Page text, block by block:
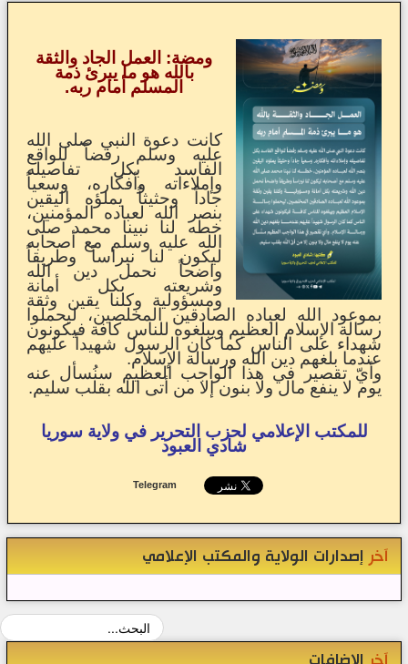
ومضة: العمل الجاد والثقة
بالله هو ما يبرئ ذمة
المسلم أمام ربه.
كانت دعوة النبي صلى الله
عليه وسلم رفضاً للواقع
الفاسد بكل تفاصيله
وإملاءاته وأفكاره، وسعياً
جاداً وحثيثاً يملؤه اليقين
بنصر الله لعباده المؤمنين،
خطه لنا نبينا محمد صلى
الله عليه وسلم مع أصحابه
ليكون لنا نبراساً وطريقاً
واضحاً نحمل دين الله
وشريعته بكل أمانة
ومسؤولية وكلنا يقين وثقة
بموعود الله لعباده الصادقين المخلصين، ليحملوا
رسالة الإسلام العظيم ويبلغوه للناس كافة فيكونون
شهداء على الناس كما كان الرسول شهيداً عليهم
عندما بلغهم دين الله ورسالة الإسلام.
وأيّ تقصير في هذا الواجب العظيم سنُسأل عنه
يوم لا ينفع مال ولا بنون إلا من أتى الله بقلب سليم.
للمكتب الإعلامي لحزب التحرير في ولاية سوريا
شادي العبود
Telegram
آخر إصدارات الولاية والمكتب الإعلامي
آخر الإضافات